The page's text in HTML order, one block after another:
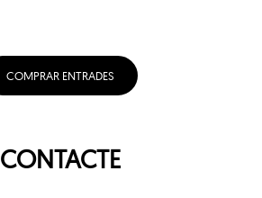
COMPRAR ENTRADES
CONTACTE